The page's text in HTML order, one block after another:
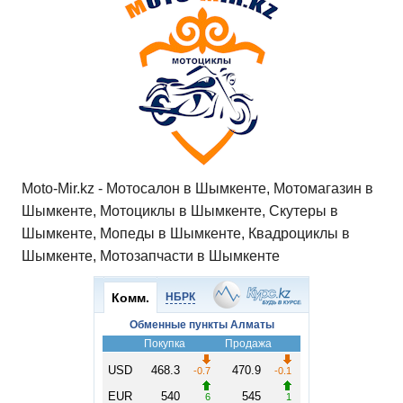
Moto-Mir.kz - Мотосалон в Шымкенте, Мотомагазин в
Шымкенте, Мотоциклы в Шымкенте, Скутеры в
Шымкенте, Мопеды в Шымкенте, Квадроциклы в
Шымкенте, Мотозапчасти в Шымкенте